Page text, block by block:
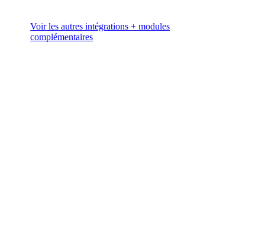
Voir les autres intégrations + modules
complémentaires